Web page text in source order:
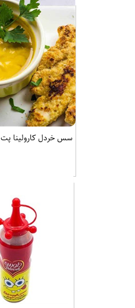
سس خردل کارولینا پت 280 گرم دلوسه